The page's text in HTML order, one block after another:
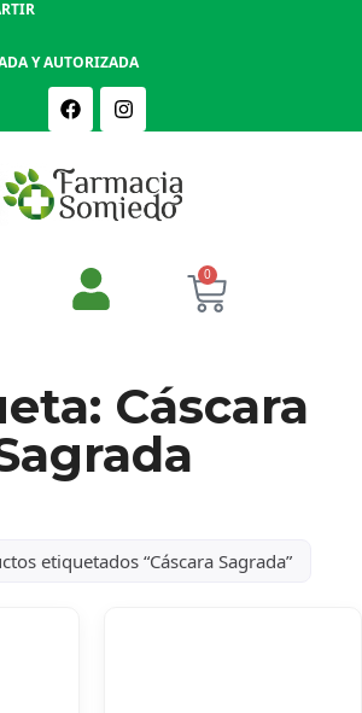
Y AUTORIZADA
0
Cáscara
etiquetados “Cáscara Sagrada”